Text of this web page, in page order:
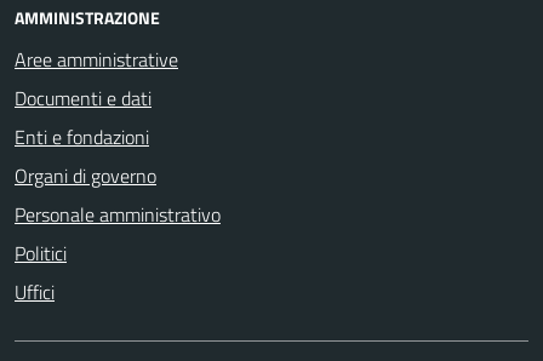
AMMINISTRAZIONE
Aree amministrative
Documenti e dati
Enti e fondazioni
Organi di governo
Personale amministrativo
Politici
Uffici